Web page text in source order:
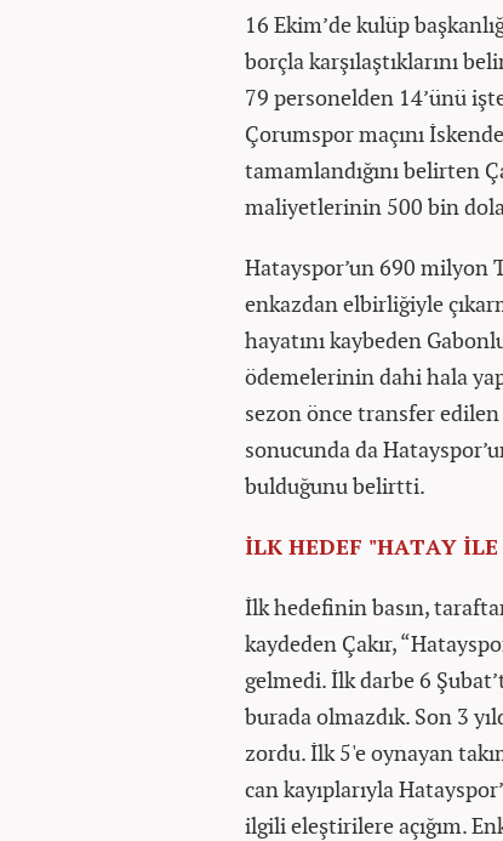
16 Ekim’de kulüp
borçla karşılaştıklarını
79 personelden 14’ünü
Çorumspor maçını
tamamlandığını belirten
maliyetlerinin 500 bin
Hatayspor’un 690 milyon
enkazdan elbirliğiyle
hayatını kaybeden
ödemelerinin dahi hala
sezon önce transfer
sonucunda da
bulduğunu belirtti.
İLK HEDEF "HATAY
İlk hedefinin basın,
kaydeden Çakır,
gelmedi. İlk darbe 6
burada olmazdık. Son 3
zordu. İlk 5'e oynayan
can kayıplarıyla
ilgili eleştirilere açığım.